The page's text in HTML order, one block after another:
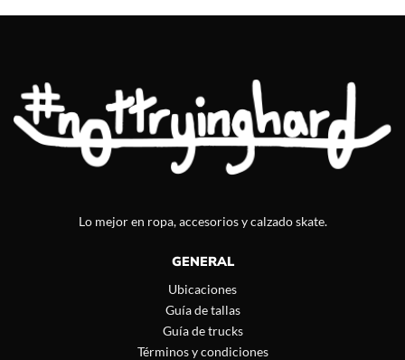
Lo mejor en ropa, accesorios y calzado skate.
GENERAL
Ubicaciones
Guía de tallas
Guía de trucks
Términos y condiciones